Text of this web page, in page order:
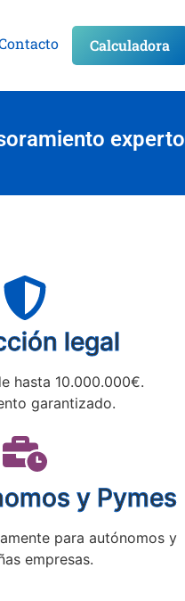
Calculadora
experto
legal
hasta 10.000.000€.
garantizado.
y Pymes
para autónomos y
empresas.